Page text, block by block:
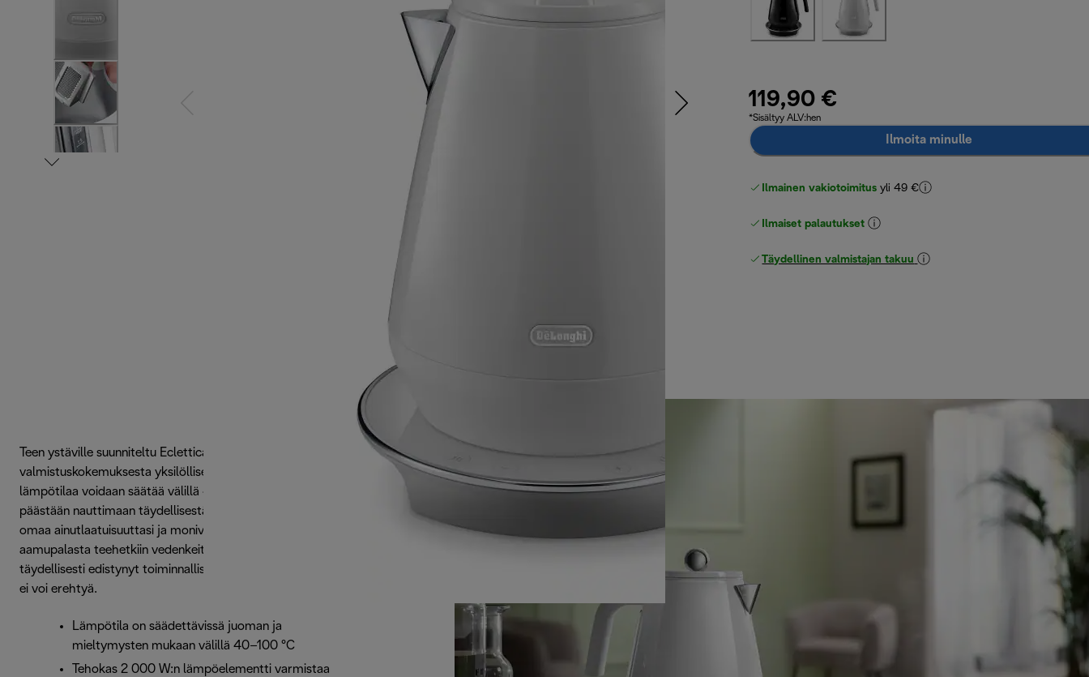
119,90 €
*Sisältyy ALV:hen
Ilmoita minulle
Ilmainen vakiotoimitus yli 49 €
Ilmaiset palautukset
Täydellinen valmistajan takuu
Teen ystäville suunniteltu Eclettica SpecialTea tekee
valmistuskokemuksesta yksilöllisen ja laadukkaan, sillä
lämpötilaa voidaan säätää välillä 40–100 °C. Näin
päästään nauttimaan täydellisestä juomasta. Voit juhlistaa
omaa ainutlaatuisuuttasi ja monivivahteisuuttasi
aamupalasta teehetkiin vedenkeittimellä, jossa yhdistyvät
täydellisesti edistynyt toiminnallisuus sekä muotoilu, josta
ei voi erehtyä.
Lämpötila on säädettävissä juoman ja
mieltymysten mukaan välillä 40–100 °C
Tehokas 2 000 W:n lämpöelementti varmistaa